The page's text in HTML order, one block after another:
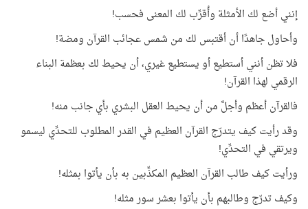
إنني أضع لك الأمثلة وأُقرِّب لك المعنى فحسب!
وأحاول جاهدًا أن أقتبس لك من شمس عجائب القرآن ومضة!
فلا تظن أنني أستطيع أو يستطيع غيري، أن يحيط لك بعظمة البناء
الرقمي لهذا القرآن!
فالقرآن أعظم وأجلَّ من أن يحيط العقل البشري بأي جانب منه!
وقد رأيت كيف يتدرّج القرآن العظيم في القدر المطلوب للتحدِّي ليسمو
ويرتقي في التحدِّي!
ورأيت كيف طالب القرآن العظيم المكذِّبين به بأن يأتوا بمثله!
وكيف تدرّج وطالبهم بأن يأتوا بعشر سور مثله!